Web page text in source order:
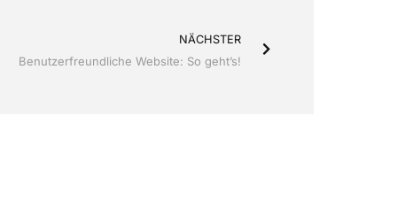
NÄCHSTER
Benutzerfreundliche Website: So geht’s!